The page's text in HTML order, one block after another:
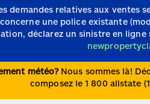
demandes relatives aux ventes
une police existante
déclarez un sinistre en
météo? Nous sommes là!
composez le 1 800 allstate